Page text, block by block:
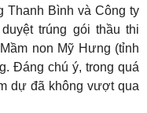
Thanh Bình và Công ty
trúng gói thầu thi
non Mỹ Hưng (tỉnh
Đáng chú ý, trong quá
dự đã không vượt qua